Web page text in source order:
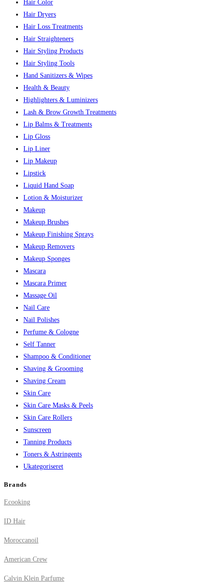
Hair Color
Hair Dryers
Hair Loss Treatments
Hair Straighteners
Hair Styling Products
Hair Styling Tools
Hand Sanitizers & Wipes
Health & Beauty
Highlighters & Luminizers
Lash & Brow Growth Treatments
Lip Balms & Treatments
Lip Gloss
Lip Liner
Lip Makeup
Lipstick
Liquid Hand Soap
Lotion & Moisturizer
Makeup
Makeup Brushes
Makeup Finishing Sprays
Makeup Removers
Makeup Sponges
Mascara
Mascara Primer
Massage Oil
Nail Care
Nail Polishes
Perfume & Cologne
Self Tanner
Shampoo & Conditioner
Shaving & Grooming
Shaving Cream
Skin Care
Skin Care Masks & Peels
Skin Care Rollers
Sunscreen
Tanning Products
Toners & Astringents
Ukategoriseret
Brands
Ecooking
ID Hair
Moroccanoil
American Crew
Calvin Klein Parfume